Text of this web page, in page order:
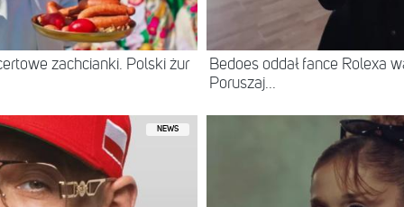
zachcianki. Polski żur
Bedoes oddał fance Rolexa
Poruszaj...
NEWS